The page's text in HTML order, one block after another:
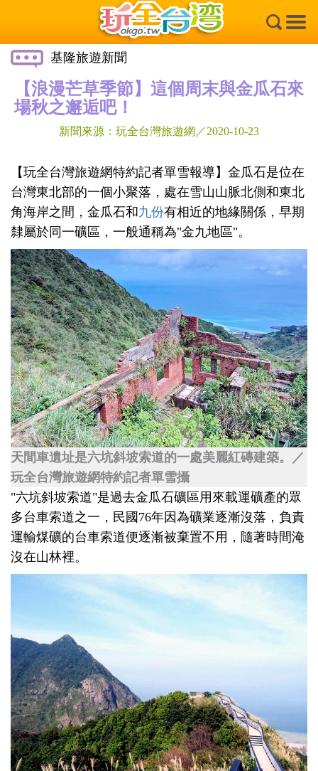
×
基隆旅遊新聞
【浪漫芒草季節】這個周末與金瓜石來
場秋之邂逅吧！
新聞來源：玩全台灣旅遊網／2020-10-23
【玩全台灣旅遊網特約記者單雪報導】金瓜石是位在
台灣東北部的一個小聚落，處在雪山山脈北側和東北
角海岸之間，金瓜石和九份有相近的地緣關係，早期
隸屬於同一礦區，一般通稱為"金九地區"。
天間車遺址是六坑斜坡索道的一處美麗紅磚建築。／
玩全台灣旅遊網特約記者單雪攝
"六坑斜坡索道"是過去金瓜石礦區用來載運礦產的眾
多台車索道之一，民國76年因為礦業逐漸沒落，負責
運輸煤礦的台車索道便逐漸被棄置不用，隨著時間淹
沒在山林裡。